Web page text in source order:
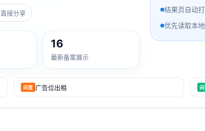
接分享
16
最新备案展示
结果页自动
优先读取本
闲置 广告位出租